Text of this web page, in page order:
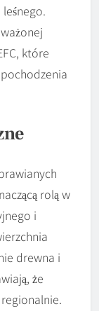
które
rolą w
i
drewna i
że